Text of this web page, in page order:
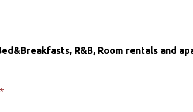
R&B, Room rentals and